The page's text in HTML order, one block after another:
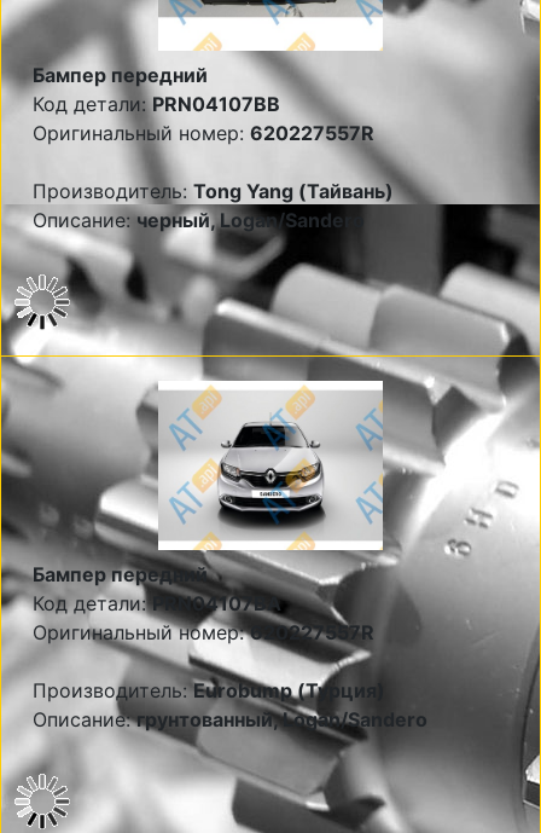
Бампер передний
Код детали:PRN04107BB
Оригинальный номер: 620227557R
Производитель: Tong Yang (Тайвань)
Описание:черный, Logan/Sandero
Бампер передний
Код детали:PRN04107BA
Оригинальный номер:620227557R
Производитель:Eurobump (Турция)
Описание:грунтованный, Logan/Sandero